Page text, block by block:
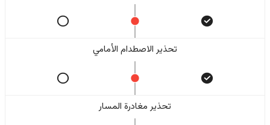
تحذير الاصطدام الأمامي
تحذير مغادرة المسار